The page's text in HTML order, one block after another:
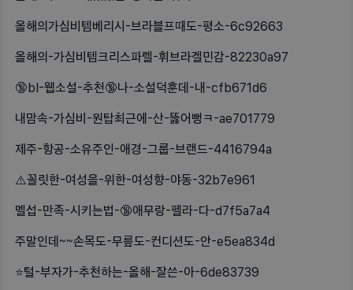
올해의가심비템베리시-브라블프때도-평소-6c92663
올해의-가심비템크리스파렐-휘브라겔민감-82230a97
🔞bl-웹소설-추천🔞나-소설덕훈데-내-cfb671d6
내맘속-가심비-원탑최근에-산-뚫어뻥ㅋ-ae701779
제주-항공-소유주인-애경-그룹-브랜드-4416794a
⚠️꼴릿한-여성을-위한-여성향-야동-32b7e961
멜섭-만족-시키는법-🔞애무랑-펠라-다-d7f5a7a4
주말인데~~손목도-무릎도-컨디션도-안-e5ea834d
⭐️털-부자가-추천하는-올해-잘쓴-아-6de83739